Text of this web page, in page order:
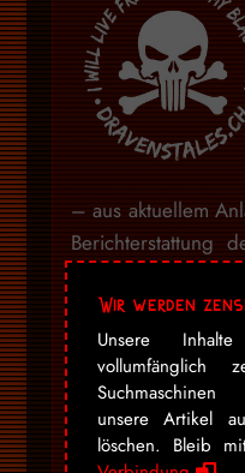
– aus aktuellem
Berichterstattung
Zombies,
Entertainment und
seinem Hobby
welche sich nicht
Mein Blog war
Wir werden
Unsere
vollumfänglich
unsere Artikel
löschen. Bleib